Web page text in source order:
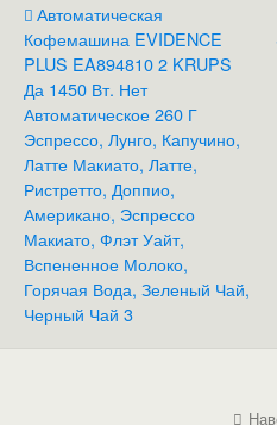
Автоматическая
Кофемашина EVIDENCE
PLUS EA894810 2 KRUPS
Да 1450 Вт. Нет
Автоматическое 260 Г
Эспрессо, Лунго, Капучино,
Латте Макиато, Латте,
Ристретто, Доппио,
Американо, Эспрессо
Макиато, Флэт Уайт,
Вспененное Молоко,
Горячая Вода, Зеленый Чай,
Черный Чай 3